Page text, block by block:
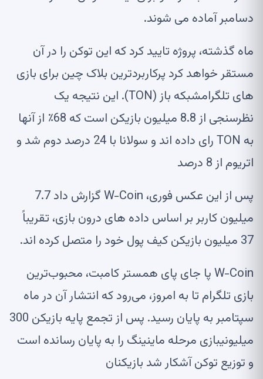
دسامبر آماده می شوند.
ماه گذشته، پروژه تایید کرد که این توکن را در آن
مستقر خواهد کرد پرکاربردترین بلاک چین برای بازی
های تلگرام
شبکه باز (TON). این نتیجه یک
نظرسنجی از 8.8 میلیون بازیکن است که 68٪ از آنها
به TON رای داده اند و
سولانا با 24 درصد دوم شد و
اتریوم از 8 درصد
پس از این عکس فوری، W-Coin گزارش داد
7.7
میلیون کاربربر اساس داده های درون بازی، تقریباً
37 میلیون بازیکن کیف پول خود را متصل کرده اند.
W-Coin پا جای پای همستر کامبت، محبوب‌ترین
بازی تلگرام تا به امروز، می‌رود که انتشار آن در ماه
سپتامبر به پایان رسید. پس از تجمع
پایه بازیکن 300
میلیونیبازی مرحله ماینینگ را به پایان رسانده است
و توزیع توکن آشکار شد بازیکنان